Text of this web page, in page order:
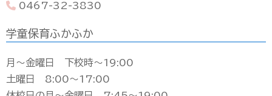
0467-32-3830
学童保育ふかふか
月〜金曜日 下校時〜19:00
土曜日 8:00〜17:00